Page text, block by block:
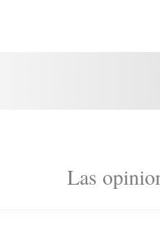
de cookies
Las